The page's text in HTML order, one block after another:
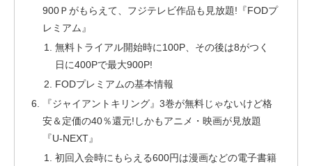
900Ｐがもらえて、フジテレビ作品も見放題!『FODプ
レミアム』
無料トライアル開始時に100P、その後は8がつく
日に400Pで最大900P!
FODプレミアムの基本情報
『ジャイアントキリング』3巻が無料じゃないけど格
安＆定価の40％還元!しかもアニメ・映画が見放題
『U-NEXT』
初回入会時にもらえる600円は漫画などの電子書籍